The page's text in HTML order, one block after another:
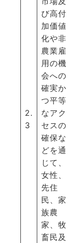
2.
3
び高付
加価値
化や非
農業雇
用の機
会への
確実か
つ平等
なアク
セスの
確保な
どを通
じて、
女性、
先住
民、家
族農
家、牧
畜民及